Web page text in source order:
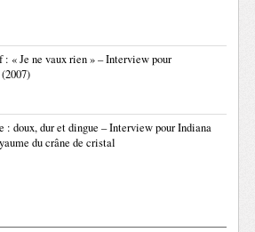
: « Je ne vaux rien » – Interview pour
: doux, dur et dingue – Interview pour Indiana
du crâne de cristal